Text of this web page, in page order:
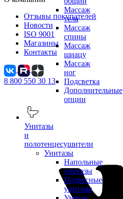
Массаж
тела
Массаж
спины
Массаж
шиацу
Массаж
ног
Подсветка
Дополнительные
опции
Унитазы
и
полотенцесушители
Унитазы
Напольные
унитазы
Подвесные
унитазы
Отзывы покупателей
Новости
ISO 9001
Магазины
Контакты
8 800 550 30 13